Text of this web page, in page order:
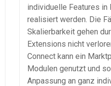
individuelle Features in
realisiert werden. Die
Skalierbarkeit gehen
Extensions nicht
Connect kann ein
Modulen genutzt und
Anpassung an ganz